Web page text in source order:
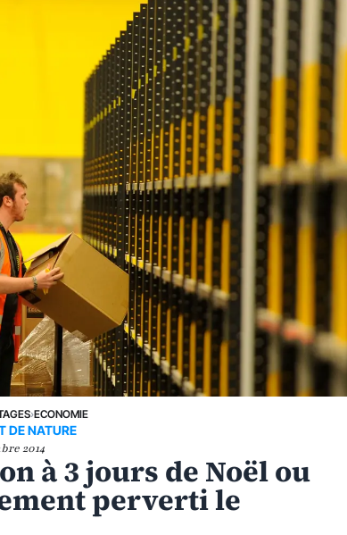
›ECONOMIE
DE NATURE
2014
à 3 jours de Noël ou
perverti le